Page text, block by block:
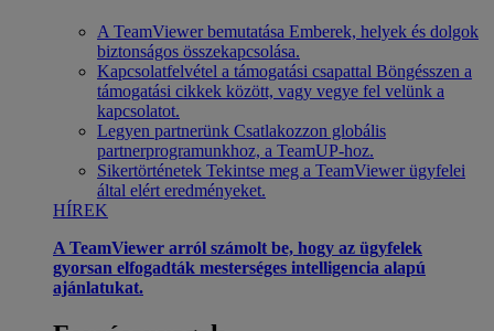
A TeamViewer bemutatása Emberek, helyek és dolgok
biztonságos összekapcsolása.
Kapcsolatfelvétel a támogatási csapattal Böngésszen a
támogatási cikkek között, vagy vegye fel velünk a
kapcsolatot.
Legyen partnerünk Csatlakozzon globális
partnerprogramunkhoz, a TeamUP-hoz.
Sikertörténetek Tekintse meg a TeamViewer ügyfelei
által elért eredményeket.
HÍREK
A TeamViewer arról számolt be, hogy az ügyfelek
gyorsan elfogadták mesterséges intelligencia alapú
ajánlatukat.